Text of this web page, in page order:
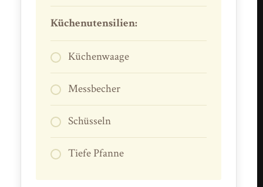
Küchenutensilien:
Küchenwaage
Messbecher
Schüsseln
Tiefe Pfanne